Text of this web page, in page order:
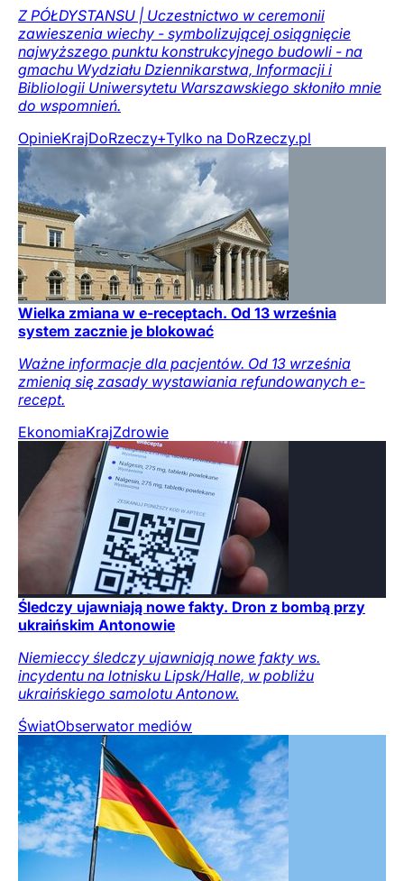
Z PÓŁDYSTANSU | Uczestnictwo w ceremonii
zawieszenia wiechy - symbolizującej osiągnięcie
najwyższego punktu konstrukcyjnego budowli - na
gmachu Wydziału Dziennikarstwa, Informacji i
Bibliologii Uniwersytetu Warszawskiego skłoniło mnie
do wspomnień.
OpinieKrajDoRzeczy+Tylko na DoRzeczy.pl
Wielka zmiana w e-receptach. Od 13 września
system zacznie je blokować
Ważne informacje dla pacjentów. Od 13 września
zmienią się zasady wystawiania refundowanych e-
recept.
EkonomiaKrajZdrowie
Śledczy ujawniają nowe fakty. Dron z bombą przy
ukraińskim Antonowie
Niemieccy śledczy ujawniają nowe fakty ws.
incydentu na lotnisku Lipsk/Halle, w pobliżu
ukraińskiego samolotu Antonow.
ŚwiatObserwator mediów